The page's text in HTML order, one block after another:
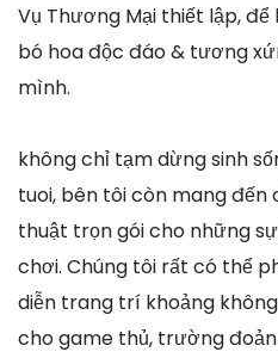
Vụ Thương Mại thiết lập,
bó hoa độc đáo & tương
mình.
không chỉ tạm dừng sinh
tuoi, bên tôi còn mang
thuật trọn gói cho những
chơi. Chúng tôi rất có thể
diễn trang trí khoảng
cho game thủ, trường